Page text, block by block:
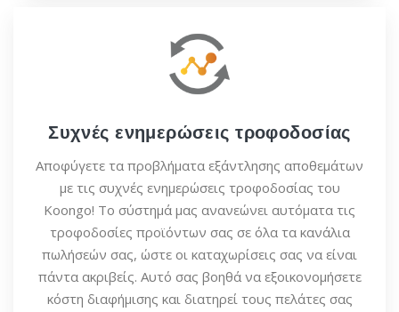
Συχνές ενημερώσεις τροφοδοσίας
Αποφύγετε τα προβλήματα εξάντλησης αποθεμάτων
με τις συχνές ενημερώσεις τροφοδοσίας του
Koongo! Το σύστημά μας ανανεώνει αυτόματα τις
τροφοδοσίες προϊόντων σας σε όλα τα κανάλια
πωλήσεών σας, ώστε οι καταχωρίσεις σας να είναι
πάντα ακριβείς. Αυτό σας βοηθά να εξοικονομήσετε
κόστη διαφήμισης και διατηρεί τους πελάτες σας